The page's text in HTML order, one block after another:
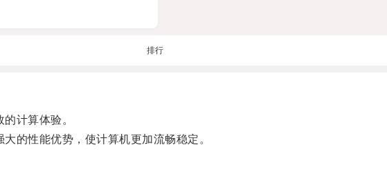
排行
计算体验。
的性能优势，使计算机更加流畅稳定。